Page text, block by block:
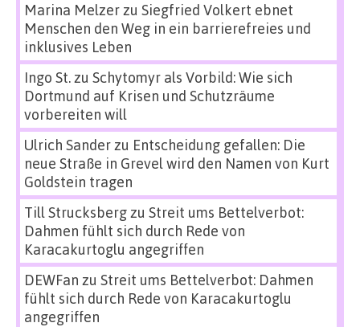
Marina Melzerzu Siegfried Volkert ebnet
Menschen den Weg in ein barrierefreies und
inklusives Leben
Ingo St.zu Schytomyr als Vorbild: Wie sich
Dortmund auf Krisen und Schutzräume
vorbereiten will
Ulrich Sanderzu Entscheidung gefallen: Die
neue Straße in Grevel wird den Namen von Kurt
Goldstein tragen
Till Strucksbergzu Streit ums Bettelverbot:
Dahmen fühlt sich durch Rede von
Karacakurtoglu angegriffen
DEWFan zu Streit ums Bettelverbot: Dahmen
fühlt sich durch Rede von Karacakurtoglu
angegriffen